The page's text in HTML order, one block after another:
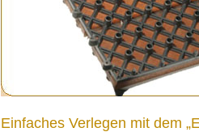
Einfaches Verlegen mit dem